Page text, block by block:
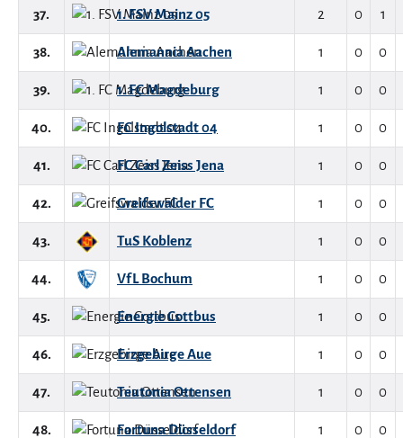
37. 1. FSV Mainz 05 2 0 1
38. Alemannia Aachen 1 0 0
39. 1. FC Magdeburg 1 0 0
40. FC Ingolstadt 04 1 0 0
41. FC Carl Zeiss Jena 1 0 0
42. Greifswalder FC 1 0 0
43. TuS Koblenz 1 0 0
44. VfL Bochum 1 0 0
45. Energie Cottbus 1 0 0
46. Erzgebirge Aue 1 0 0
47. Teutonia Ottensen 1 0 0
48. Fortuna Düsseldorf 1 0 0